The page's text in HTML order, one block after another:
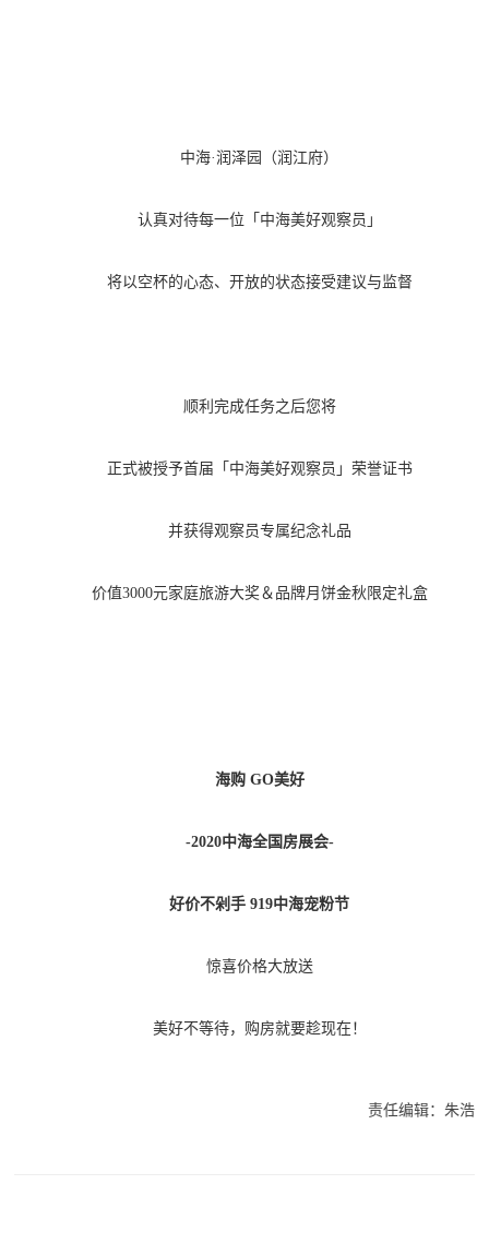
中海·润泽园（润江府）
认真对待每一位「中海美好观察员」
将以空杯的心态、开放的状态接受建议与监督
顺利完成任务之后您将
正式被授予首届「中海美好观察员」荣誉证书
并获得观察员专属纪念礼品
价值3000元家庭旅游大奖＆品牌月饼金秋限定礼盒
海购GO美好
-2020中海全国房展会-
好价不剁手 919中海宠粉节
惊喜价格大放送
美好不等待，购房就要趁现在！
责任编辑：朱浩